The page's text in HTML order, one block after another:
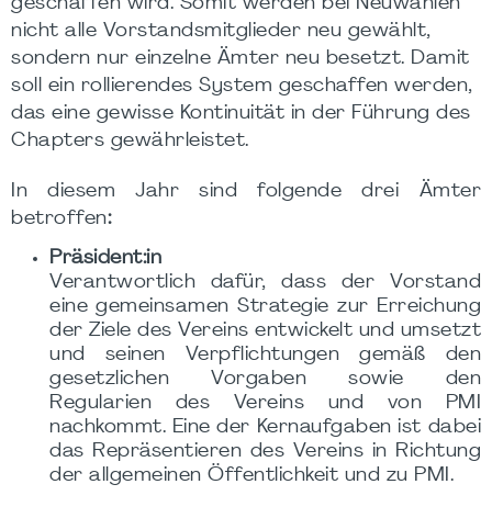
geschaffen wird. Somit werden bei Neuwahlen
nicht alle Vorstandsmitglieder neu gewählt,
sondern nur einzelne Ämter neu besetzt. Damit
soll ein rollierendes System geschaffen werden,
das eine gewisse Kontinuität in der Führung des
Chapters gewährleistet.
In diesem Jahr sind folgende drei Ämter
betroffen:
Präsident:in
Verantwortlich dafür, dass der Vorstand
eine gemeinsamen Strategie zur Erreichung
der Ziele des Vereins entwickelt und umsetzt
und seinen Verpflichtungen gemäß den
gesetzlichen Vorgaben sowie den
Regularien des Vereins und von PMI
nachkommt. Eine der Kernaufgaben ist dabei
das Repräsentieren des Vereins in Richtung
der allgemeinen Öffentlichkeit und zu PMI.